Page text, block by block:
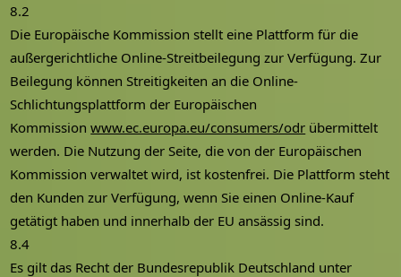
8.2
Die Europäische Kommission stellt eine Plattform für die
außergerichtliche Online-Streitbeilegung zur Verfügung. Zur
Beilegung können Streitigkeiten an die Online-
Schlichtungsplattform der Europäischen
Kommissionwww.ec.europa.eu/consumers/odr übermittelt
werden. Die Nutzung der Seite, die von der Europäischen
Kommission verwaltet wird, ist kostenfrei. Die Plattform steht
den Kunden zur Verfügung, wenn Sie einen Online-Kauf
getätigt haben und innerhalb der EU ansässig sind.
8.4
Es gilt das Recht der Bundesrepublik Deutschland unter